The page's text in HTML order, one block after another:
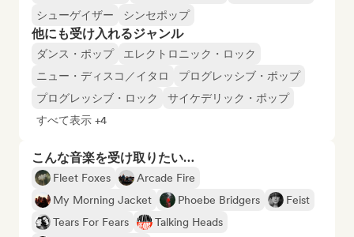
シューゲイザー
シンセポップ
他にも受け入れるジャンル
ダンス・ポップ
エレクトロニック・ロック
ニュー・ディスコ／イタロ
プログレッシブ・ポップ
プログレッシブ・ロック
サイケデリック・ポップ
すべて表示 +4
こんな音楽を受け取りたい…
Fleet Foxes
Arcade Fire
My Morning Jacket
Phoebe Bridgers
Feist
Tears For Fears
Talking Heads